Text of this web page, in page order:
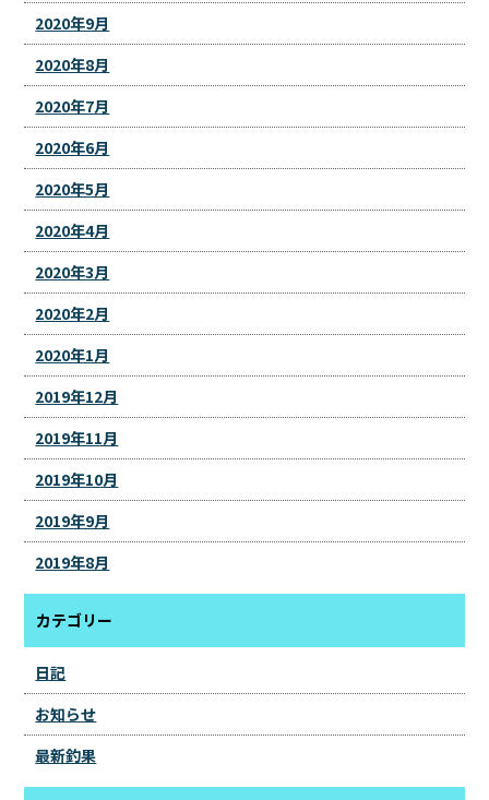
2020年9月
2020年8月
2020年7月
2020年6月
2020年5月
2020年4月
2020年3月
2020年2月
2020年1月
2019年12月
2019年11月
2019年10月
2019年9月
2019年8月
カテゴリー
日記
お知らせ
最新釣果